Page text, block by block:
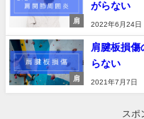
肩
がらない
2022年6月24日
肩
肩腱板損
らない
2021年7月7日
スポ